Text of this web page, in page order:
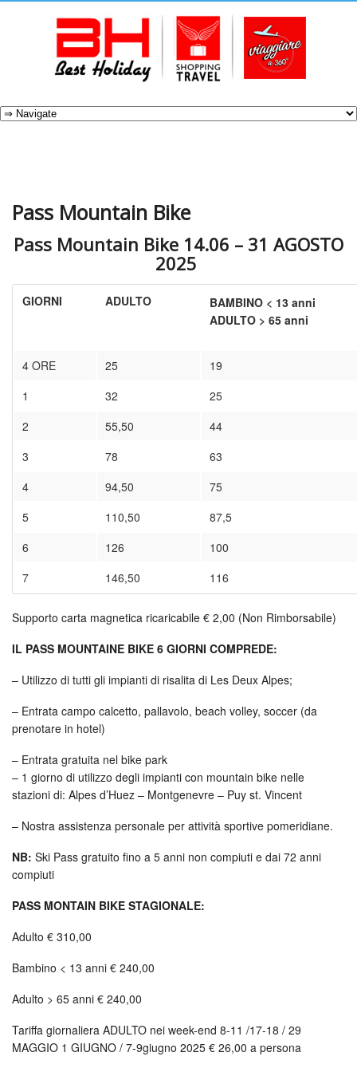
Pass Mountain Bike
Pass Mountain Bike 14.06 – 31 AGOSTO
2025
GIORNI ADULTO
BAMBINO < 13 anni
ADULTO > 65 anni
4 ORE 25
19
1
32
25
2
55,50
44
3
78
63
4
94,50
75
5
110,50
87,5
6
126
100
7
146,50 116
Supporto carta magnetica ricaricabile € 2,00 (Non Rimborsabile)
IL PASS MOUNTAINE BIKE 6 GIORNI COMPREDE:
– Utilizzo di tutti gli impianti di risalita di Les Deux Alpes;
– Entrata campo calcetto, pallavolo, beach volley, soccer (da
prenotare in hotel)
– Entrata gratuita nel bike park
– 1 giorno di utilizzo degli impianti con mountain bike nelle
stazioni di: Alpes d’Huez – Montgenevre – Puy st. Vincent
– Nostra assistenza personale per attività sportive pomeridiane.
NB: Ski Pass gratuito fino a 5 anni non compiuti e dai 72 anni
compiuti
PASS MONTAIN BIKE STAGIONALE:
Adulto € 310,00
Bambino < 13 anni € 240,00
Adulto > 65 anni € 240,00
Tariffa giornaliera ADULTO nei week-end 8-11 /17-18 / 29
MAGGIO 1 GIUGNO / 7-9giugno 2025 € 26,00 a persona